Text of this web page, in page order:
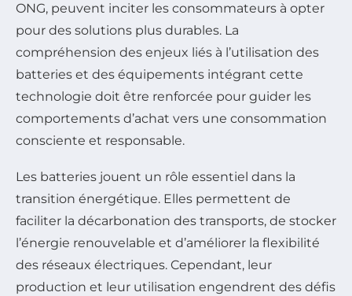
ONG, peuvent inciter les consommateurs à opter
pour des solutions plus durables. La
compréhension des enjeux liés à l’utilisation des
batteries et des équipements intégrant cette
technologie doit être renforcée pour guider les
comportements d’achat vers une consommation
consciente et responsable.
Les batteries jouent un rôle essentiel dans la
transition énergétique. Elles permettent de
faciliter la décarbonation des transports, de stocker
l’énergie renouvelable et d’améliorer la flexibilité
des réseaux électriques. Cependant, leur
production et leur utilisation engendrent des défis